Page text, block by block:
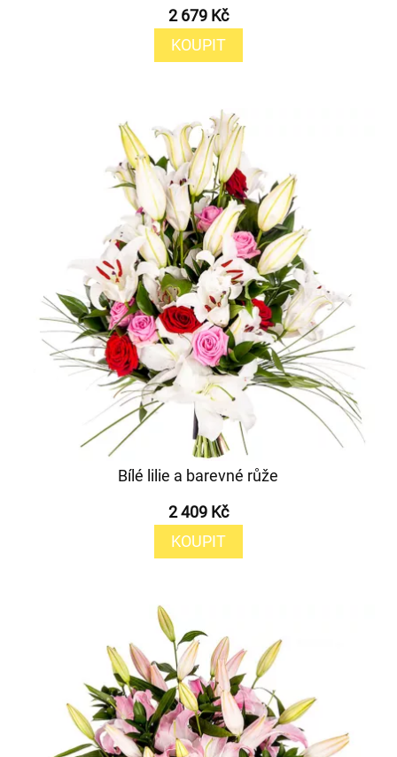
2 679 Kč
KOUPIT
Bílé lilie a barevné růže
2 409 Kč
KOUPIT